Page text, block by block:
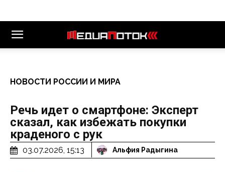
НОВОСТИ РОССИИ И МИРА
Речь идет о смартфоне: Эксперт
сказал, как избежать покупки
краденого с рук
03.07.2026, 15:13 Альфия Радыгина